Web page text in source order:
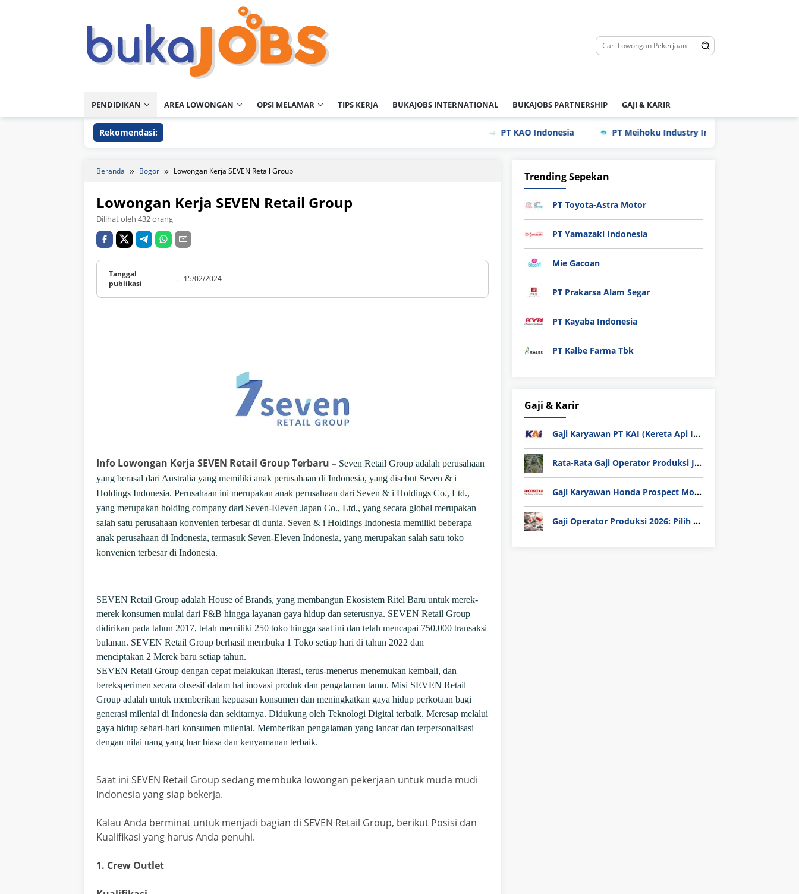
PENDIDIKAN AREA LOWONGAN OPSI MELAMAR TIPS KERJA BUKAJOBS INTERNATIONAL BUKAJOBS PARTNERSHIP GAJI & KARIR
Rekomendasi: PT KAO Indonesia PT Meihoku Industry Indonesia
Beranda Bogor Lowongan Kerja SEVEN Retail Group
Lowongan Kerja SEVEN Retail Group
Dilihat oleh 432 orang
Tanggal
publikasi
: 15/02/2024
Info Lowongan Kerja SEVEN Retail Group Terbaru – Seven Retail Group adalah perusahaan
yang berasal dari Australia yang memiliki anak perusahaan di Indonesia, yang disebut Seven & i
Holdings Indonesia. Perusahaan ini merupakan anak perusahaan dari Seven & i Holdings Co., Ltd.,
yang merupakan holding company dari Seven-Eleven Japan Co., Ltd., yang secara global merupakan
salah satu perusahaan konvenien terbesar di dunia. Seven & i Holdings Indonesia memiliki beberapa
anak perusahaan di Indonesia, termasuk Seven-Eleven Indonesia, yang merupakan salah satu toko
konvenien terbesar di Indonesia.
SEVEN Retail Group adalah House of Brands, yang membangun Ekosistem Ritel Baru untuk merek-
merek konsumen mulai dari F&B hingga layanan gaya hidup dan seterusnya. SEVEN Retail Group
didirikan pada tahun 2017, telah memiliki 250 toko hingga saat ini dan telah mencapai 750.000 transaksi
bulanan. SEVEN Retail Group berhasil membuka 1 Toko setiap hari di tahun 2022 dan
menciptakan 2 Merek baru setiap tahun.
SEVEN Retail Group dengan cepat melakukan literasi, terus-menerus menemukan kembali, dan
bereksperimen secara obsesif dalam hal inovasi produk dan pengalaman tamu. Misi SEVEN Retail
Group adalah untuk memberikan kepuasan konsumen dan meningkatkan gaya hidup perkotaan bagi
generasi milenial di Indonesia dan sekitarnya. Didukung oleh Teknologi Digital terbaik. Meresap melalui
gaya hidup sehari-hari konsumen milenial. Memberikan pengalaman yang lancar dan terpersonalisasi
dengan nilai uang yang luar biasa dan kenyamanan terbaik.
Saat ini SEVEN Retail Group sedang membuka lowongan pekerjaan untuk muda mudi
Indonesia yang siap bekerja.
Kalau Anda berminat untuk menjadi bagian di SEVEN Retail Group, berikut Posisi dan
Kualifikasi yang harus Anda penuhi.
1. Crew Outlet
Trending Sepekan
PT Toyota-Astra Motor
PT Yamazaki Indonesia
Mie Gacoan
PT Prakarsa Alam Segar
PT Kayaba Indonesia
PT Kalbe Farma Tbk
Gaji & Karir
Gaji Karyawan PT KAI (Kereta Api Indonesia) Update 2025
Rata-Rata Gaji Operator Produksi Jabodetabek 2025: Bedah Tuntas UMK, Lemburan, dan Realita Hidup Buruh
Gaji Karyawan Honda Prospect Motor Semua Divisi
Gaji Operator Produksi 2026: Pilih PT Astra Honda Motor (AHM) atau Manufaktur di Jepang?